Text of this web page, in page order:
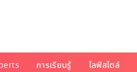
การเรียนรู้ ไลฟ์สไตล์